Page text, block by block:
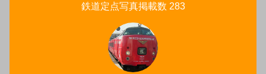
鉄道定点写真掲載数 283